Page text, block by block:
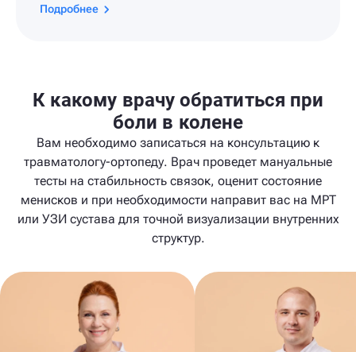
Подробнее
К какому врачу обратиться при
боли в колене
Вам необходимо записаться на консультацию к
травматологу-ортопеду. Врач проведет мануальные
тесты на стабильность связок, оценит состояние
менисков и при необходимости направит вас на МРТ
или УЗИ сустава для точной визуализации внутренних
структур.